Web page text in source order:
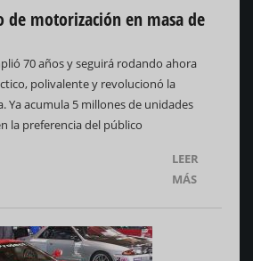
motorización en masa de
70 años y seguirá rodando ahora
polivalente y revolucionó la
Ya acumula 5 millones de unidades
la preferencia del público
LEER
MÁS